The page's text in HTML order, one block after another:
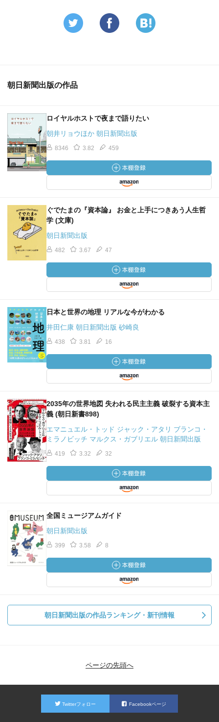
朝日新聞出版の作品
ロイヤルホストで夜まで語りたい
朝井リョウほか 朝日新聞出版
8346 3.82 459
ぐでたまの『資本論』 お金と上手につきあう人生哲
学 (文庫)
朝日新聞出版
482 3.67 47
日本と世界の地理 リアルな今がわかる
井田仁康 朝日新聞出版 砂崎良
438 3.81 16
2035年の世界地図 失われる民主主義 破裂する資本主
義 (朝日新書898)
エマニュエル・トッド ジャック・アタリ ブランコ・
ミラノビッチ マルクス・ガブリエル 朝日新聞出版
419 3.32 32
全国ミュージアムガイド
朝日新聞出版
399 3.58 8
朝日新聞出版の作品ランキング・新刊情報
ページの先頭へ
Twitterフォロー Facebookページ